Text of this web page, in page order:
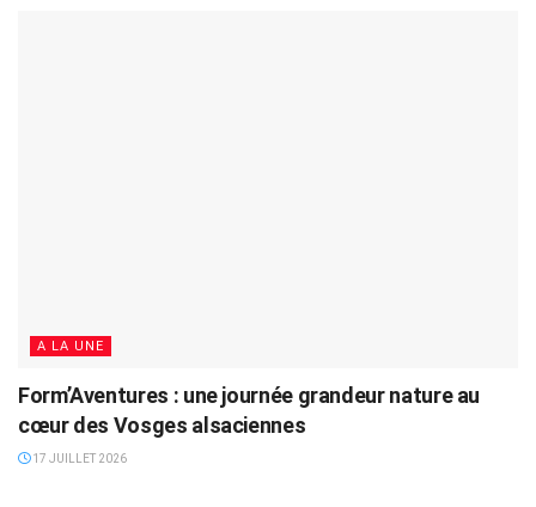
A LA UNE
Form’Aventures : une journée grandeur nature au
cœur des Vosges alsaciennes
17 JUILLET 2026